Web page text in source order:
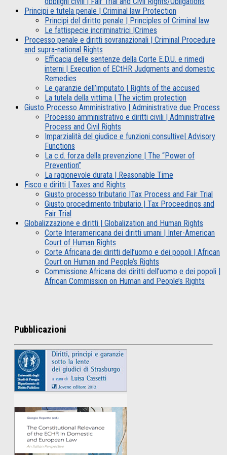
Principi e tutela penale | Criminal law Protection
Principi del diritto penale | Principles of Criminal law
Le fattispecie incriminatrici |Crimes
Processo penale e diritti sovranazionali | Criminal Procedure
and supra-national Rights
Efficacia delle sentenze della Corte E.D.U. e rimedi
interni | Execution of ECtHR Judgments and domestic
Remedies
Le garanzie dell’imputato | Rights of the accused
La tutela della vittima | The victim protection
Giusto Processo Amministrativo | Administrative due Process
Processo amministrativo e diritti civili | Administrative
Process and Civil Rights
Imparzialità del giudice e funzioni consultive| Advisory
Functions
La c.d. forza della prevenzione | The “Power of
Prevention”
La ragionevole durata | Reasonable Time
Fisco e diritti | Taxes and Rights
Giusto processo tributario |Tax Process and Fair Trial
Giusto procedimento tributario | Tax Proceedings and
Fair Trial
Globalizzazione e diritti | Globalization and Human Rights
Corte Interamericana dei diritti umani | Inter-American
Court of Human Rights
Corte Africana dei diritti dell’uomo e dei popoli | African
Court on Human and People’s Rights
Commissione Africana dei diritti dell’uomo e dei popoli |
African Commission on Human and People’s Rights
Pubblicazioni